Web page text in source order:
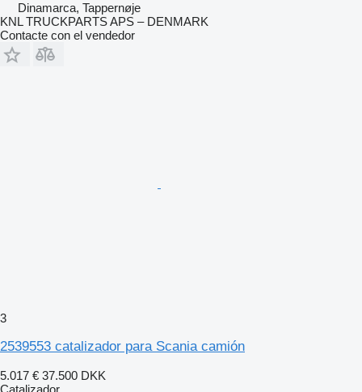
Dinamarca, Tappernøje
KNL TRUCKPARTS APS – DENMARK
Contacte con el vendedor
3
2539553 catalizador para Scania camión
5.017 € 37.500 DKK